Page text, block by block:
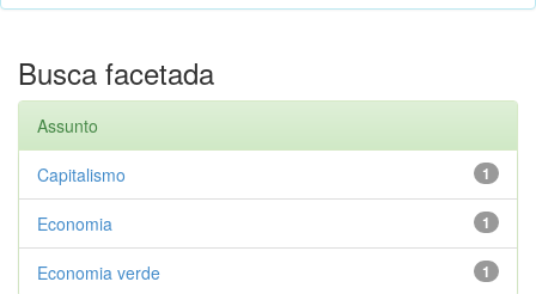
Busca facetada
Assunto
1
Capitalismo
1
Economia
1
Economia verde